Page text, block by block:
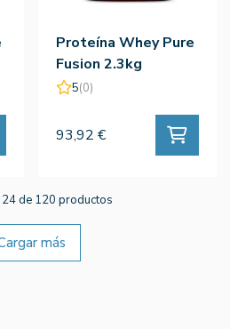
Proteína Whey Pure
Fusion 2.3kg
Platano - Amix
5(0)
93,92 €
de 120 productos
más